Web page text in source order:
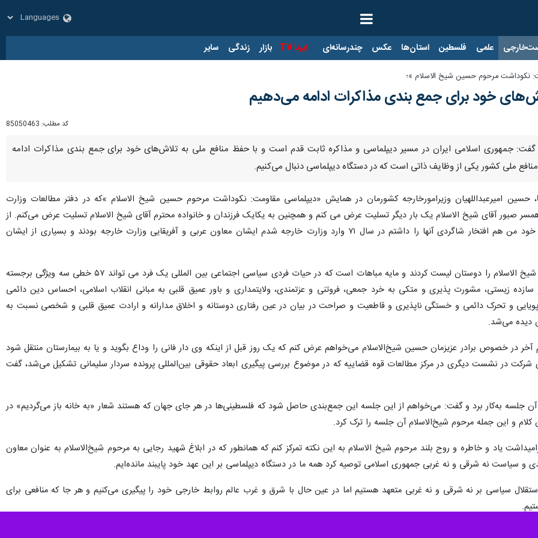
علمی فلسطین استان‌ها عکس چندرسانه‌ای ایرنا TV بازار زندگی سایر
نکوداشت مرحوم حسین شیخ الاسلام »؛
خود برای جمع بندی مذاکرات ادامه می‌دهیم
کد مطلب: 85050463